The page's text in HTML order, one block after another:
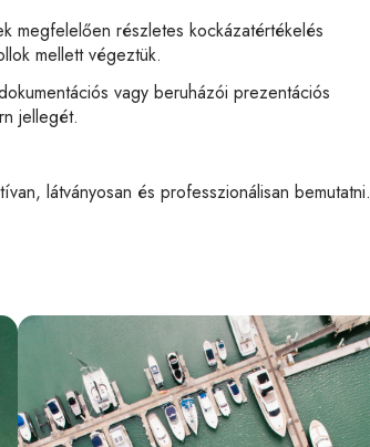
megfelelően részletes kockázatértékelés
mellett végeztük.
vagy beruházói prezentációs
jellegét.
látványosan és professzionálisan bemutatni.